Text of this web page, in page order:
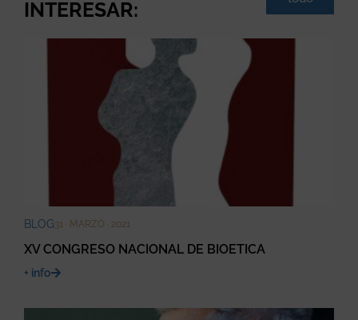
INTERESAR:
BLOG 31 · MARZO · 2021
XV CONGRESO NACIONAL DE BIOETICA
+ info